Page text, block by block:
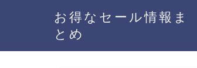
お得なセール情報ま
とめ